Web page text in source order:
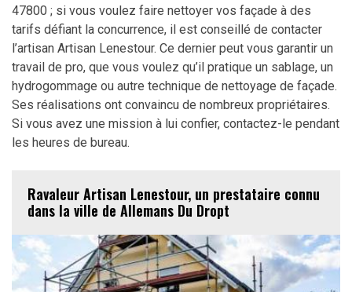
47800 ; si vous voulez faire nettoyer vos façade à des
tarifs défiant la concurrence, il est conseillé de contacter
l’artisan Artisan Lenestour. Ce dernier peut vous garantir un
travail de pro, que vous voulez qu’il pratique un sablage, un
hydrogommage ou autre technique de nettoyage de façade.
Ses réalisations ont convaincu de nombreux propriétaires.
Si vous avez une mission à lui confier, contactez-le pendant
les heures de bureau.
Ravaleur Artisan Lenestour, un prestataire connu
dans la ville de Allemans Du Dropt